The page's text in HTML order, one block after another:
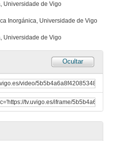
Universidade de Vigo
Inorgánica, Universidade de Vigo
Universidade de Vigo
Ocultar
con Nitróxeno Líquido
de 2008
de 2008
de plátano